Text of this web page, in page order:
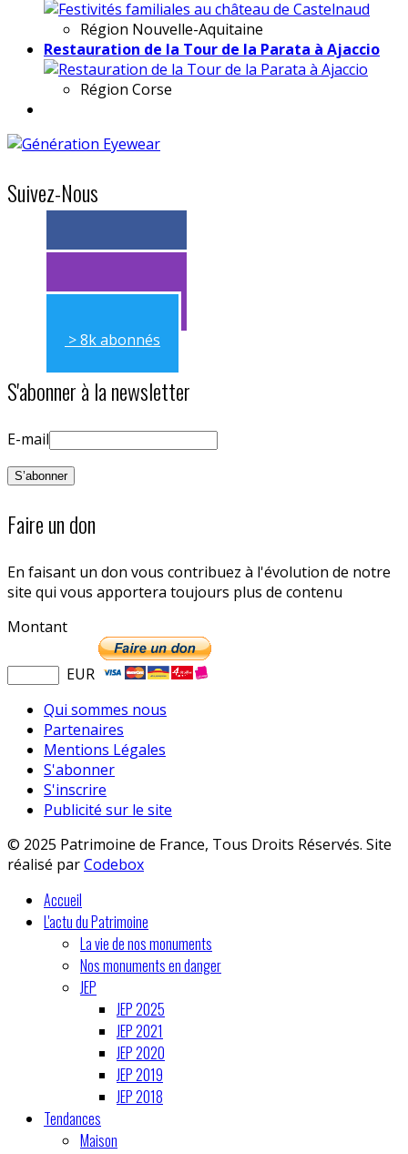
Région Nouvelle-Aquitaine
Restauration de la Tour de la Parata à Ajaccio
Région Corse
Suivez-Nous
> 11k abonnés
> 11k abonnés
> 8k abonnés
S'abonner à la newsletter
E-mail
Faire un don
En faisant un don vous contribuez à l'évolution de notre
site qui vous apportera toujours plus de contenu
Montant
EUR
Qui sommes nous
Partenaires
Mentions Légales
S'abonner
S'inscrire
Publicité sur le site
© 2025 Patrimoine de France, Tous Droits Réservés. Site
réalisé parCodebox
Accueil
L'actu du Patrimoine
La vie de nos monuments
Nos monuments en danger
JEP
JEP 2025
JEP 2021
JEP 2020
JEP 2019
JEP 2018
Tendances
Maison